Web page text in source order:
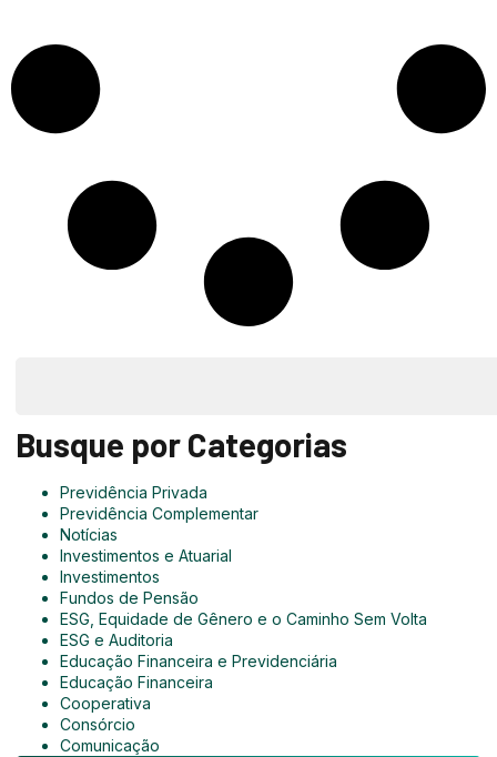
Busque por Categorias
Previdência Privada
Previdência Complementar
Notícias
Investimentos e Atuarial
Investimentos
Fundos de Pensão
ESG, Equidade de Gênero e o Caminho Sem Volta
ESG e Auditoria
Educação Financeira e Previdenciária
Educação Financeira
Cooperativa
Consórcio
Comunicação